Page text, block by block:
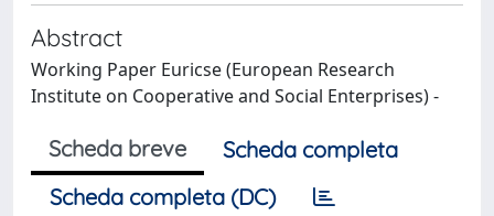
Abstract
Working Paper Euricse (European Research
Institute on Cooperative and Social Enterprises) -
Scheda breve
Scheda completa
Scheda completa (DC)